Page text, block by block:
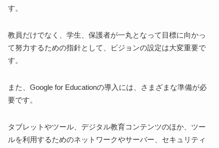
す。
教員だけでなく、学生、保護者が一丸となって目標に向かっ
て努力するための指針として、ビジョンの設定は大変重要で
す。
また、Google for Educationの導入には、さまざまな準備が必
要です。
タブレットやツール、デジタル教育コンテンツのほか、ツー
ルを利用するためのネットワークやサーバー、セキュリティ